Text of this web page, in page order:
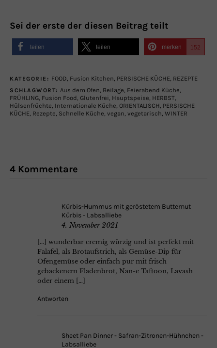
Sei der erste der diesen Beitrag teilt
teilen teilen merken 152
KATEGORIE: FOOD Fusion Kitchen PERSISCHE KÜCHE REZEPTE
SCHLAGWORT: Aus dem Ofen Beilage Feierabend Küche
FRÜHLING Fusion Food Glutenfrei Hauptspeise HERBST
Hülsenfrüchte Internationale Küche ORIENTALISCH PERSISCHE
KÜCHE Rezepte Schnelle Küche vegan vegetarisch WINTER
4 Kommentare
Kürbis-Hummus mit geröstetem Butternut
Kürbis - Labsalliebe
4. November 2021
[…] wunderbar cremig würzig und ist perfekt mit
Falafel, als Brotaufstrich, als Gemüse-Dip für
Ofengemüse oder einfach pur mit frisch
gebackenem Fladenbrot, Nan-e Taftoon, Lavash
oder einem […]
Antworten
Sheet Pan Dinner - Safran-Zitronen-Hühnchen -
Labsalliebe